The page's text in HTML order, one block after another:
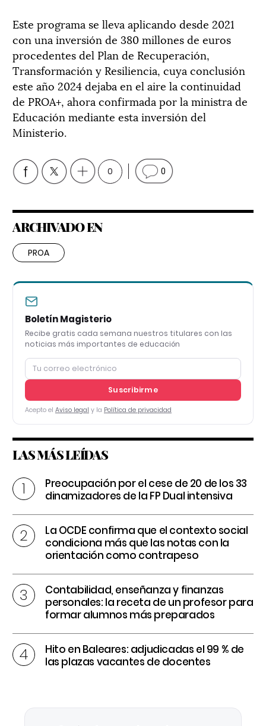
Este programa se lleva aplicando desde 2021
con una inversión de 380 millones de euros
procedentes del Plan de Recuperación,
Transformación y Resiliencia, cuya conclusión
este año 2024 dejaba en el aire la continuidad
de PROA+, ahora confirmada por la ministra de
Educación mediante esta inversión del
Ministerio.
0 0
ARCHIVADO EN
PROA
Boletín Magisterio
Recibe gratis cada semana nuestros titulares con las
noticias más importantes de educación
Suscribirme
Acepto el Aviso legal y la Política de privacidad
LAS MÁS LEÍDAS
Preocupación por el cese de 20 de los 33
dinamizadores de la FP Dual intensiva
La OCDE confirma que el contexto social
condiciona más que las notas con la
orientación como contrapeso
Contabilidad, enseñanza y finanzas
personales: la receta de un profesor para
formar alumnos más preparados
Hito en Baleares: adjudicadas el 99 % de
las plazas vacantes de docentes